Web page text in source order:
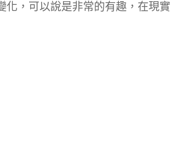
，可以說是非常的有趣，在現